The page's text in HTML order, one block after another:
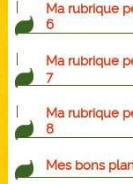
Ma rubrique
6
Ma rubrique
7
Ma rubrique
8
Mes bons